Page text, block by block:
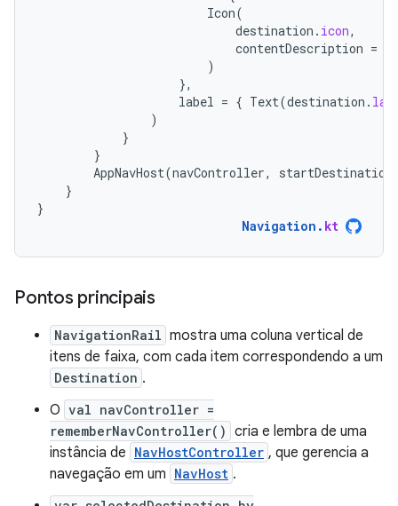
Icon(
destination . icon,
contentDescription =
)
},
label = { Text(destination .
)
}
}
AppNavHost(navController, startDestination
}
}
Navigation . kt
Pontos principais
NavigationRail mostra uma coluna vertical de
itens de faixa, com cada item correspondendo a um
Destination .
O val navController =
rememberNavController() cria e lembra de uma
instância de NavHostController , que gerencia a
navegação em um NavHost .